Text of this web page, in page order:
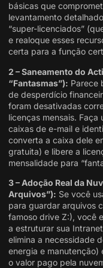
básicas que
levantamento
“super-licenciados”
e realoque esses
certa para a função
2 – Saneamento do
“Fantasmas”): Parece
de desperdício
foram desativadas
licenças mensais.
caixas de e-mail e
converta a caixa dele
gratuita) e libere a
mensalidade para
3 – Adoção Real da
Arquivos”): Se você
para guardar arquivos
famoso drive Z:), você
a estruturar sua
elimina a necessidade
energia e
o valor pago pela